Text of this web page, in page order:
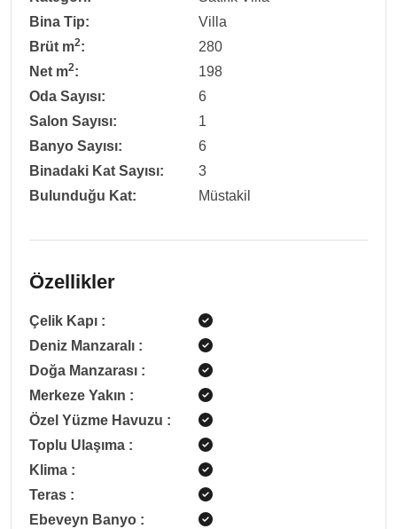
Bina Tip:
Villa
Brüt m2:
280
Net m2:
198
Oda Sayısı:
6
Salon Sayısı:
1
Banyo Sayısı:
6
Binadaki Kat Sayısı:
3
Bulunduğu Kat:
Müstakil
Özellikler
Çelik Kapı :
Deniz Manzaralı :
Doğa Manzarası :
Merkeze Yakın :
Özel Yüzme Havuzu :
Toplu Ulaşıma :
Klima :
Teras :
Ebeveyn Banyo :